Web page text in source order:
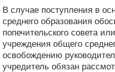
В случае поступления в
среднего образования
попечительского совета
учреждения общего
освобождению
учредитель обязан